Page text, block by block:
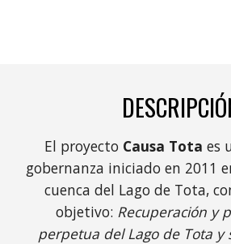
El proyecto Causa Tota es
gobernanza iniciado en 2011
cuenca del Lago de Tota,
objetivo: Recuperación y
perpetua del Lago de Tota y